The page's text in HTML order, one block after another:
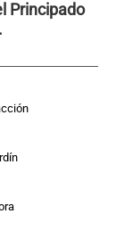
Principado